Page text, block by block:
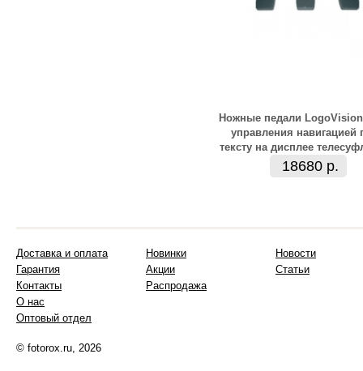
Ножные педали
управления навигацией
тексту на дисплее
18680 р.
Доставка и оплата
Гарантия
Контакты
О нас
Оптовый отдел
Новинки
Акции
Распродажа
Новости
Статьи
© fotorox.ru, 2026